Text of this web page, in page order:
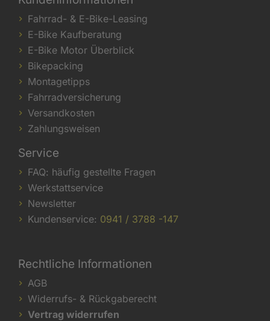
Fahrrad- & E-Bike-Leasing
E-Bike Kaufberatung
E-Bike Motor Überblick
Bikepacking
Montagetipps
Fahrradversicherung
Versandkosten
Zahlungsweisen
Service
FAQ: häufig gestellte Fragen
Werkstattservice
Newsletter
Kundenservice: 0941 / 3788 -147
Rechtliche Informationen
AGB
Widerrufs- & Rückgaberecht
Vertrag widerrufen